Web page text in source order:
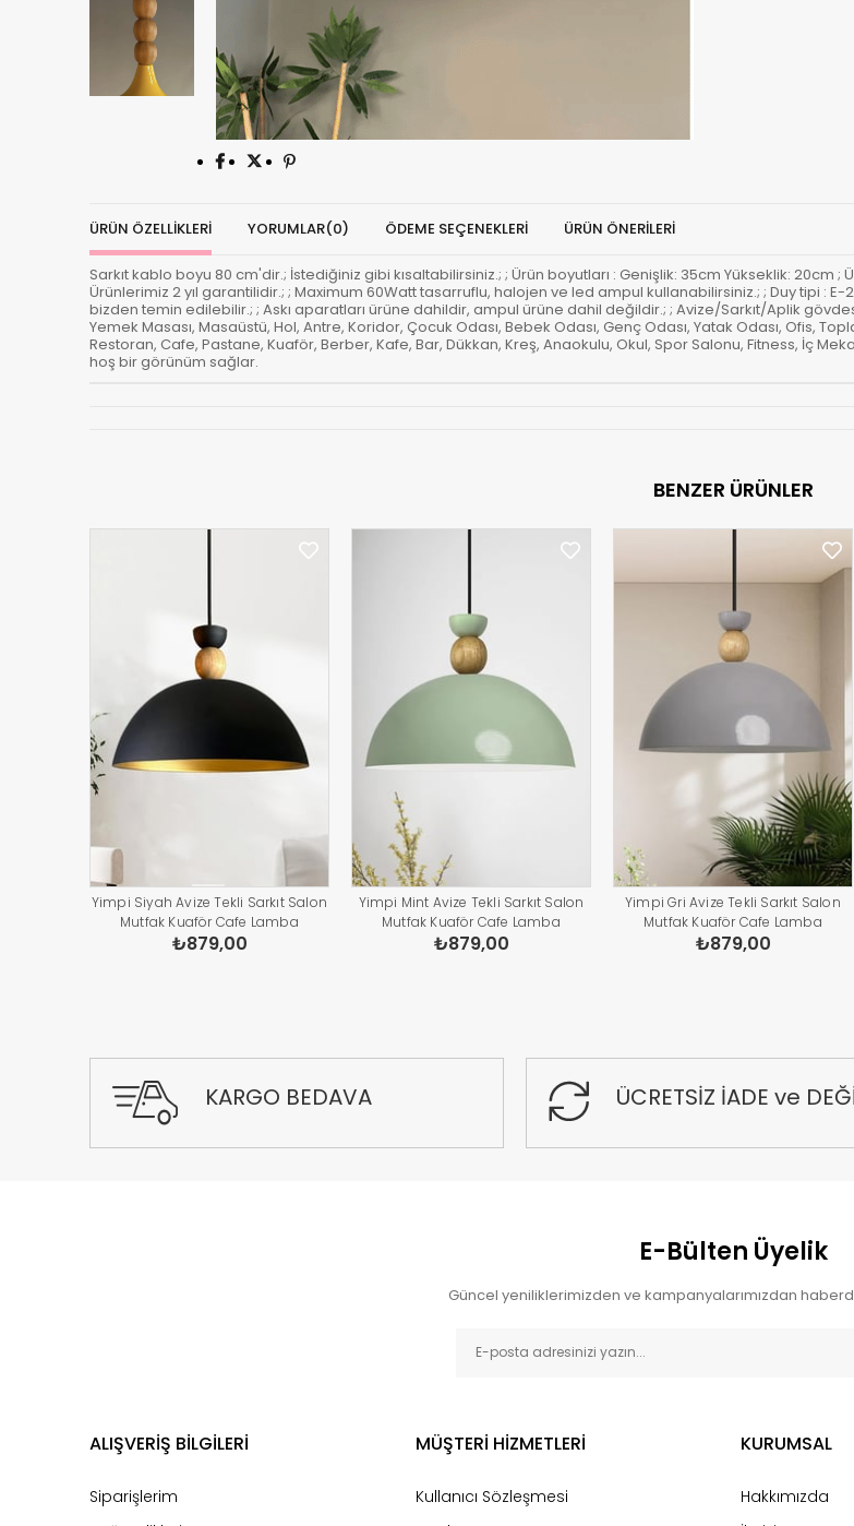
ÜRÜN ÖZELLIKLERI YORUMLAR(0) ÖDEME SEÇENEKLERI ÜRÜN ÖNERILERI
Sarkıt kablo boyu 80 cm'dir.; İstediğiniz gibi kısaltabilirsiniz.; ; Ürün boyutları : Genişlik: 35cm Yükseklik: 20cm ;
Ürünlerimiz 2 yıl garantilidir.; ; Maximum 60Watt tasarruflu, halojen ve led ampul kullanabilirsiniz.; ; Duy tipi :
bizden temin edilebilir.; ; Askı aparatları ürüne dahildir, ampul ürüne dahil değildir.; ; Avize/Sarkıt/Aplik
Yemek Masası, Masaüstü, Hol, Antre, Koridor, Çocuk Odası, Bebek Odası, Genç Odası, Yatak Odası, Ofis,
Restoran, Cafe, Pastane, Kuaför, Berber, Kafe, Bar, Dükkan, Kreş, Anaokulu, Okul, Spor Salonu, Fitness, İç
hoş bir görünüm sağlar.
BENZER ÜRÜNLER
Yimpi Siyah Avize Tekli Sarkıt Salon
Mutfak Kuaför Cafe Lamba
Dekoratif Aydınlatma Pastane
₺879,00
Yimpi Mint Avize Tekli Sarkıt Salon
Mutfak Kuaför Cafe Lamba
Dekoratif Aydınlatma Pastane
₺879,00
Yimpi Gri Avize Tekli Sarkıt Salon
Mutfak Kuaför Cafe Lamba
Dekoratif Aydınlatma Pastane
₺879,00
KARGO BEDAVA ÜCRETSİZ İADE ve
E-Bülten Üyelik
Güncel yeniliklerimizden ve kampanyalarımızdan
ALIŞVERİŞ BİLGİLERİ
Siparişlerim
MÜŞTERİ HİZMETLERİ
Kullanıcı Sözleşmesi
KURUMSAL
Hakkımızda